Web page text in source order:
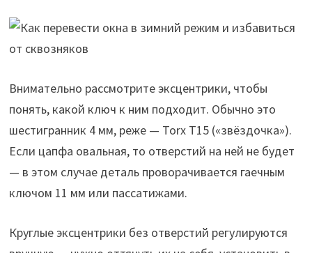
Внимательно рассмотрите эксцентрики, чтобы
понять, какой ключ к ним подходит. Обычно это
шестигранник 4 мм, реже — Torx T15 («звёздочка»).
Если цапфа овальная, то отверстий на ней не будет
— в этом случае деталь проворачивается гаечным
ключом 11 мм или пассатижами.
Круглые эксцентрики без отверстий регулируются